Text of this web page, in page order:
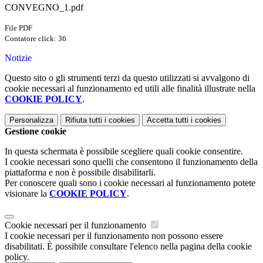
CONVEGNO_1.pdf
File PDF
Contatore click: 36
Notizie
Questo sito o gli strumenti terzi da questo utilizzati si avvalgono di
cookie necessari al funzionamento ed utili alle finalità illustrate nella
COOKIE POLICY.
Personalizza Rifiuta tutti i cookies Accetta tutti i cookies
Gestione cookie
In questa schermata è possibile scegliere quali cookie consentire.
I cookie necessari sono quelli che consentono il funzionamento della
piattaforma e non è possibile disabilitarli.
Per conoscere quali sono i cookie necessari al funzionamento potete
visionare la COOKIE POLICY.
Cookie necessari per il funzionamento
I cookie necessari per il funzionamento non possono essere
disabilitati. È possibile consultare l'elenco nella pagina della cookie
policy.